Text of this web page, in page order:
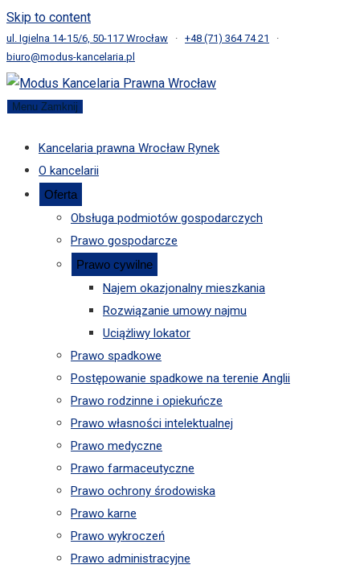
Skip to content
ul. Igielna 14-15/6, 50-117 Wrocław · +48 (71) 364 74 21
·
biuro@modus-kancelaria.pl
Menu Zamknij
Kancelaria prawna Wrocław Rynek
O kancelarii
Oferta
Obsługa podmiotów gospodarczych
Prawo gospodarcze
Prawo cywilne
Najem okazjonalny mieszkania
Rozwiązanie umowy najmu
Uciążliwy lokator
Prawo spadkowe
Postępowanie spadkowe na terenie Anglii
Prawo rodzinne i opiekuńcze
Prawo własności intelektualnej
Prawo medyczne
Prawo farmaceutyczne
Prawo ochrony środowiska
Prawo karne
Prawo wykroczeń
Prawo administracyjne